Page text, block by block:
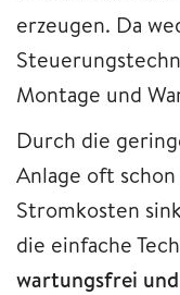
erzeugen. Da
Montage und
Durch die
Anlage oft
Stromkosten
die einfache
wartungsfrei